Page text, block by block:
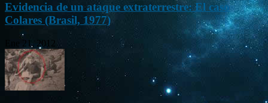
Evidencia de un ataque extraterrestre: El caso
Colares (Brasil, 1977)
Ene 21, 2012